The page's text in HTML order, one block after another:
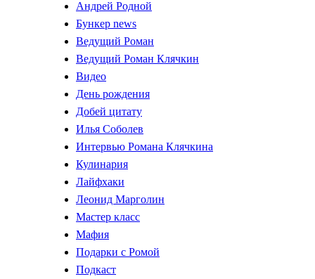
Андрей Родной
Бункер news
Ведущий Роман
Ведущий Роман Клячкин
Видео
День рождения
Добей цитату
Илья Соболев
Интервью Романа Клячкина
Кулинария
Лайфхаки
Леонид Марголин
Мастер класс
Мафия
Подарки с Ромой
Подкаст